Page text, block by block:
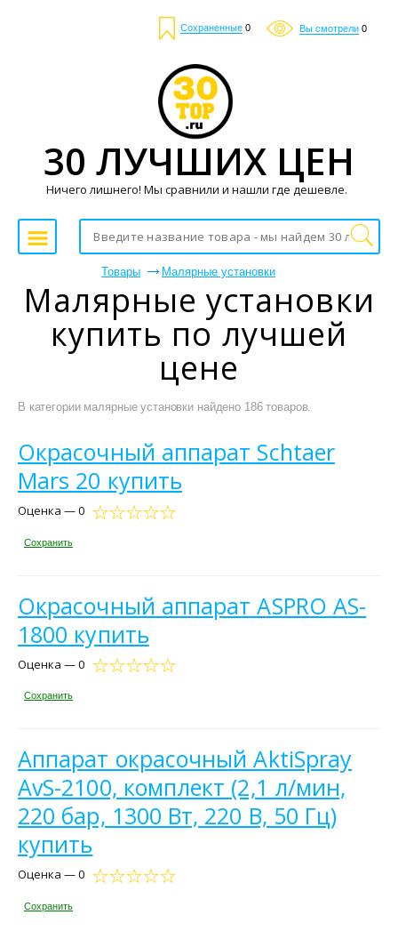
Сохраненные 0 Вы смотрели 0
Товары Малярные установки
Малярные установки
купить по лучшей
цене
В категории малярные установки найдено 186 товаров.
Окрасочный аппарат Schtaer
Mars 20 купить
Оценка — 0
Сохранить
Окрасочный аппарат ASPRO AS-
1800 купить
Оценка — 0
Сохранить
Аппарат окрасочный AktiSpray
AvS-2100, комплект (2,1 л/мин,
220 бар, 1300 Вт, 220 В, 50 Гц)
купить
Оценка — 0
Сохранить
30 ЛУЧШИХ ЦЕН
Ничего лишнего! Мы сравнили и нашли где дешевле.